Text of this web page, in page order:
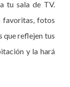
tu sala de TV.
favoritas, fotos
que reflejen tus
y la hará